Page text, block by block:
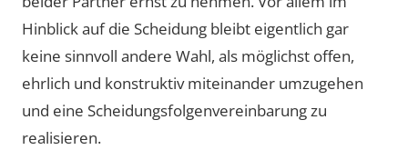
Hinblick auf die Scheidung bleibt eigentlich gar
keine sinnvoll andere Wahl, als möglichst offen,
ehrlich und konstruktiv miteinander umzugehen
und eine Scheidungsfolgenvereinbarung zu
realisieren.